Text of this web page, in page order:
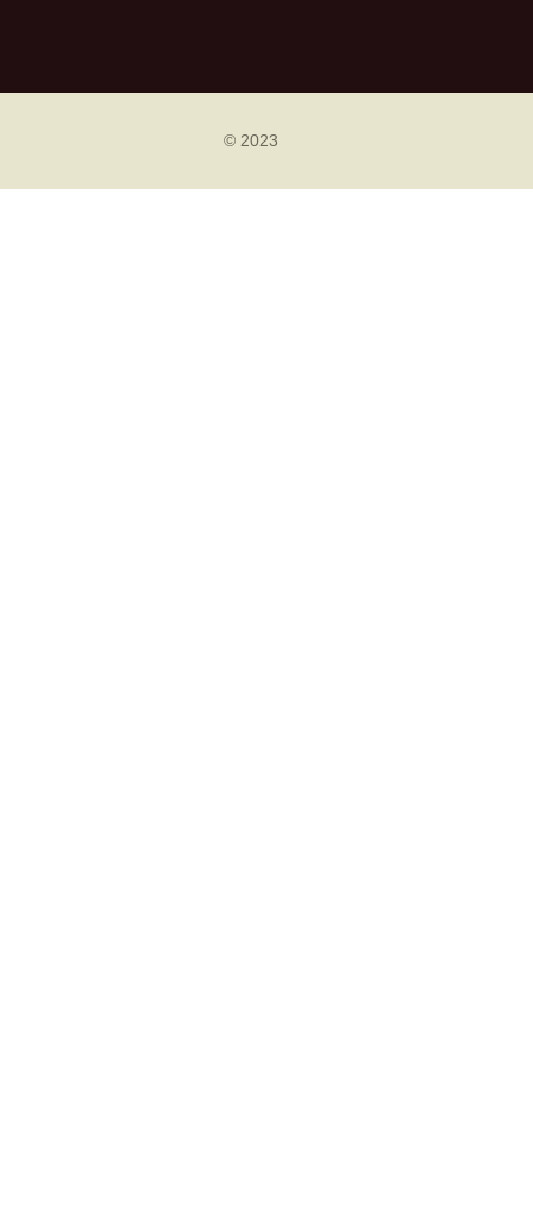
© 2023